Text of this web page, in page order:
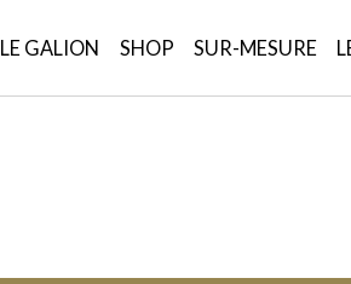
LE GALION SHOP SUR-MESURE